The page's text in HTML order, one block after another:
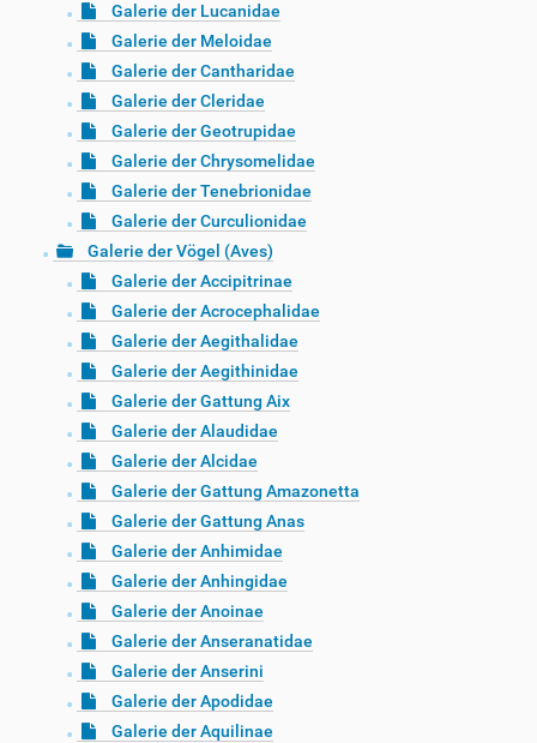
Galerie der Lucanidae
Galerie der Meloidae
Galerie der Cantharidae
Galerie der Cleridae
Galerie der Geotrupidae
Galerie der Chrysomelidae
Galerie der Tenebrionidae
Galerie der Curculionidae
Galerie der Vögel (Aves)
Galerie der Accipitrinae
Galerie der Acrocephalidae
Galerie der Aegithalidae
Galerie der Aegithinidae
Galerie der Gattung Aix
Galerie der Alaudidae
Galerie der Alcidae
Galerie der Gattung Amazonetta
Galerie der Gattung Anas
Galerie der Anhimidae
Galerie der Anhingidae
Galerie der Anoinae
Galerie der Anseranatidae
Galerie der Anserini
Galerie der Apodidae
Galerie der Aquilinae